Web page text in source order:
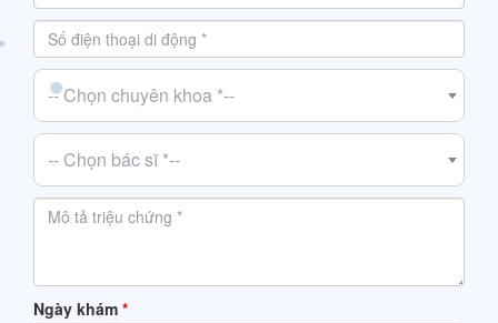
-- Chọn chuyên khoa *--
-- Chọn bác sĩ *--
Ngày khám